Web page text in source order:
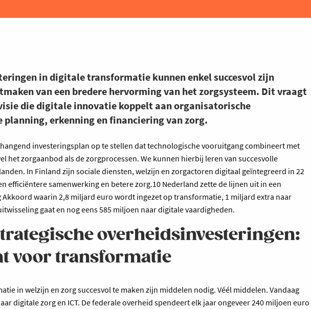
in digitale transformatie kunnen enkel succesvol zijn
van een bredere hervorming van het zorgsysteem. Dit vraagt
die digitale innovatie koppelt aan organisatorische
planning, erkenning en financiering van zorg.
investeringsplan op te stellen dat technologische vooruitgang combineert met
het zorgaanbod als de zorgprocessen. We kunnen hierbij leren van succesvolle
In Finland zijn sociale diensten, welzijn en zorgactoren digitaal geïntegreerd in 22
efficiëntere samenwerking en betere zorg.10 Nederland zette de lijnen uit in een
waarin 2,8 miljard euro wordt ingezet op transformatie, 1 miljard extra naar
gaat en nog eens 585 miljoen naar digitale vaardigheden.
overheidsinvesteringen:
voor transformatie
in welzijn en zorg succesvol te maken zijn middelen nodig. Véél middelen. Vandaag
digitale zorg en ICT. De federale overheid spendeert elk jaar ongeveer 240 miljoen euro